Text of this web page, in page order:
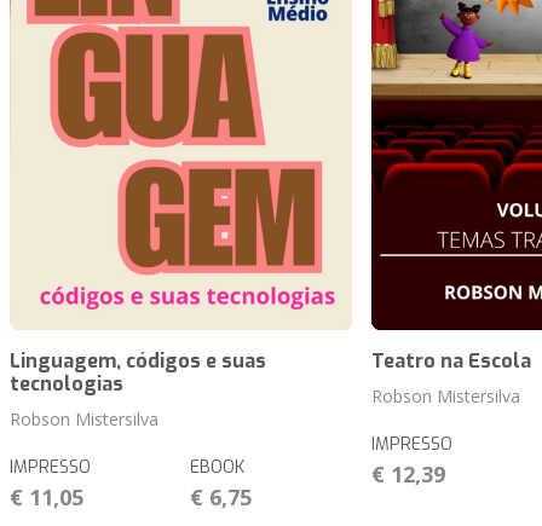
Linguagem, códigos e suas
tecnologias
Robson Mistersilva
IMPRESSO
€ 11,05
EBOOK
€ 6,75
Teatro na Escola
Robson Mistersilva
IMPRESSO
€ 12,39